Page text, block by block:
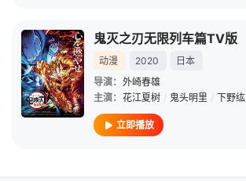
鬼灭之刃无限列车篇TV版
动漫 2020
日本
导演： 外崎春雄
主演： 花江夏树 / 鬼头明里 / 下野纮
立即播放